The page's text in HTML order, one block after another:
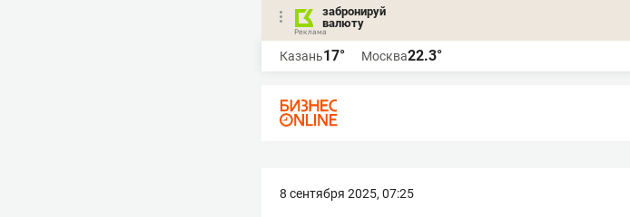
забронируй
валюту
Казань17° Москва22.3°
8 сентября 2025, 07:25